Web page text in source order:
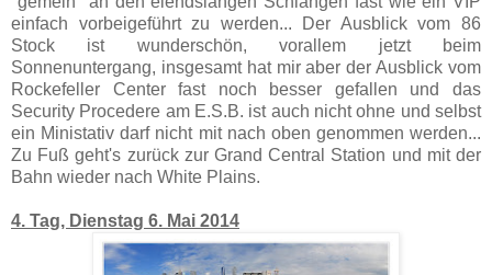
einfach vorbeigeführt zu werden... Der Ausblick vom 86
Stock ist wunderschön, vorallem jetzt beim
Sonnenuntergang, insgesamt hat mir aber der Ausblick vom
Rockefeller Center fast noch besser gefallen und das
Security Procedere am E.S.B. ist auch nicht ohne und selbst
ein Ministativ darf nicht mit nach oben genommen werden...
Zu Fuß geht's zurück zur Grand Central Station und mit der
Bahn wieder nach White Plains.
4. Tag, Dienstag 6. Mai 2014